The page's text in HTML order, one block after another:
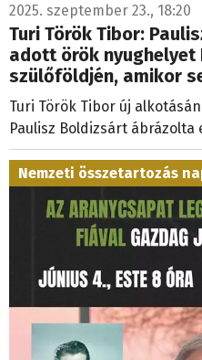
2025. szeptember 23., 18:20
Turi Török Tibor:
adott örök nyughelyet
szülőföldjén, amikor
Turi Török Tibor új
Paulisz Boldizsárt ábrázolta
Nemzeti összetartozás